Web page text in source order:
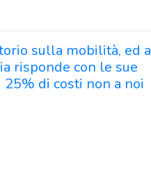
sulla mobilità, ed a
risponde con le sue
di costi non a noi